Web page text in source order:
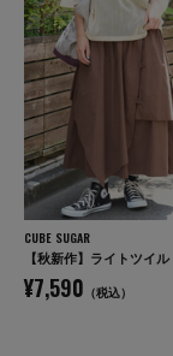
CUBE SUGAR
¥7,590 （税込）